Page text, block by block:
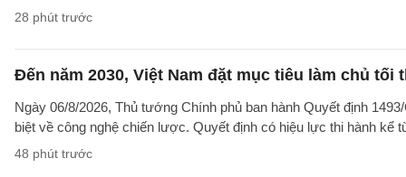
28 phút trước
Đến năm 2030, Việt Nam đặt mục tiêu làm chủ
Ngày 06/8/2026, Thủ tướng Chính phủ ban hành Quyết định
biệt về công nghệ chiến lược. Quyết định có hiệu lực thi hành kể
48 phút trước